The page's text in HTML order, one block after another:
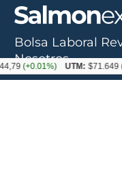
Bolsa Laboral
Nosotros
UTM: $71.649